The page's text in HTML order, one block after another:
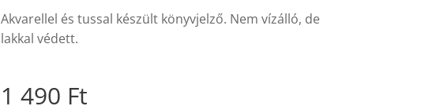
Akvarellel és tussal készült könyvjelző. Nem vízálló, de
lakkal védett.
1 490 Ft